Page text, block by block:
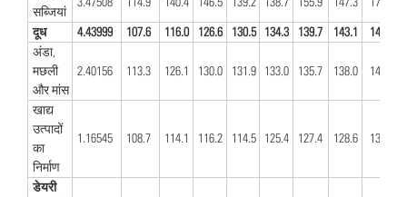
सब्जियां
दूध 4.43999 107.6 116​.0 126.6​ 130.5 134.3 139.7 143.1 146.7
अंडा,
मछली
और मांस
2.40156 113.3 126.1​ 130​.0 131.9 133.0 135.7 138.0 147.0
खाद्य
उत्पादों
का
निर्माण
1.16545 108.7 114.1​ 116.2​ 114.5 125.4 127.4 128.6 133.9
डेयरी